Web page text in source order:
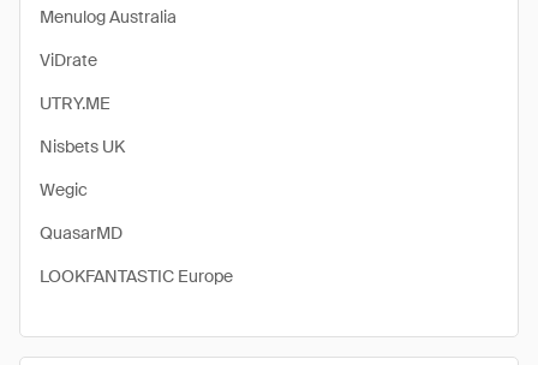
Menulog Australia
ViDrate
UTRY.ME
Nisbets UK
Wegic
QuasarMD
LOOKFANTASTIC Europe